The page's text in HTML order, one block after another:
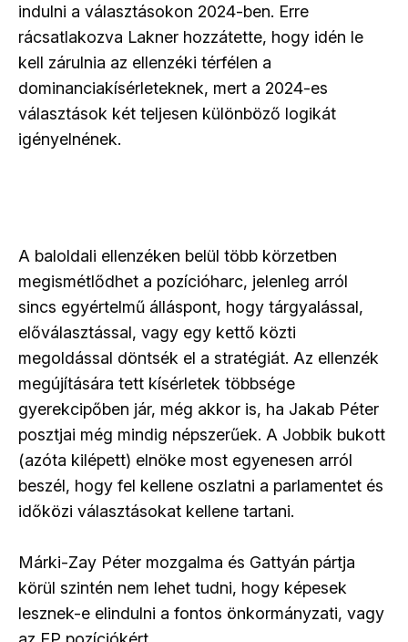
indulni a választásokon 2024-ben. Erre
rácsatlakozva Lakner hozzátette, hogy idén le
kell zárulnia az ellenzéki térfélen a
dominanciakísérleteknek, mert a 2024-es
választások két teljesen különböző logikát
igényelnének.
A baloldali ellenzéken belül több körzetben
megismétlődhet a pozícióharc, jelenleg arról
sincs egyértelmű álláspont, hogy tárgyalással,
előválasztással, vagy egy kettő közti
megoldással döntsék el a stratégiát. Az ellenzék
megújítására tett kísérletek többsége
gyerekcipőben jár, még akkor is, ha Jakab Péter
posztjai még mindig népszerűek. A Jobbik bukott
(azóta kilépett) elnöke most egyenesen arról
beszél, hogy fel kellene oszlatni a parlamentet és
időközi választásokat kellene tartani.
Márki-Zay Péter mozgalma és Gattyán pártja
körül szintén nem lehet tudni, hogy képesek
lesznek-e elindulni a fontos önkormányzati, vagy